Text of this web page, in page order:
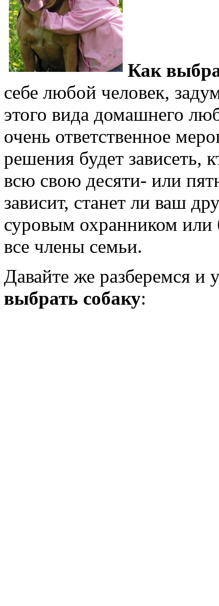
Как
себе любой человек,
этого вида домашнего
очень ответственное
решения будет зависеть,
всю свою десяти- или
зависит, станет ли ваш
суровым охранником или
все члены семьи.
Давайте же разберемся и
выбрать собаку: